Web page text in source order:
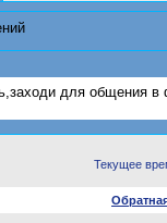
для общения
Текущее